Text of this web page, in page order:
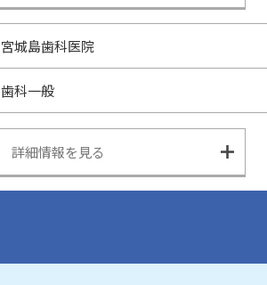
宮城島歯科医院
歯科一般
詳細情報を見る